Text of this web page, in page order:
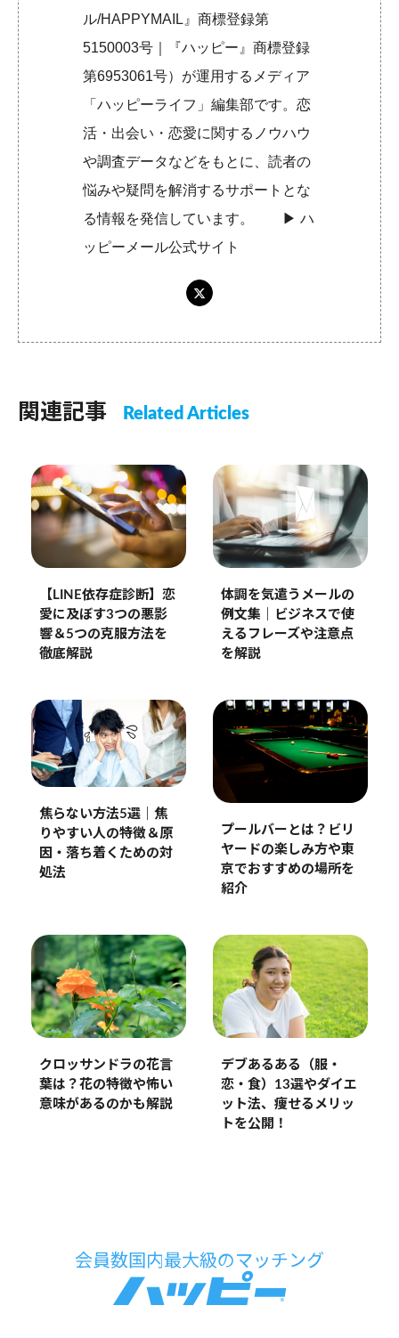
ル/HAPPYMAIL』商標登録第
5150003号｜『ハッピー』商標登録
第6953061号）が運用するメディア
「ハッピーライフ」編集部です。恋
活・出会い・恋愛に関するノウハウ
や調査データなどをもとに、読者の
悩みや疑問を解消するサポートとな
る情報を発信しています。 ▶︎ハ
ッピーメール公式サイト
関連記事 Related Articles
【LINE依存症診断】恋
愛に及ぼす3つの悪影
響＆5つの克服方法を
徹底解説
体調を気遣うメールの
例文集｜ビジネスで使
えるフレーズや注意点
を解説
焦らない方法5選｜焦
りやすい人の特徴＆原
因・落ち着くための対
処法
プールバーとは？ビリ
ヤードの楽しみ方や東
京でおすすめの場所を
紹介
クロッサンドラの花言
葉は？花の特徴や怖い
意味があるのかも解説
デブあるある（服・
恋・食）13選やダイエ
ット法、痩せるメリッ
トを公開！